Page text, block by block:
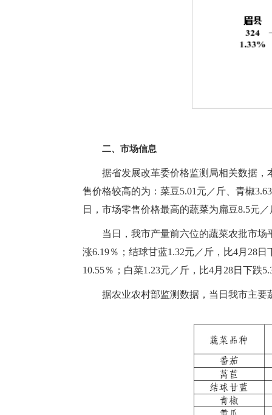
二、市场信息
据省发展改革委价格监测局相关数据
售价格较高的为：菜豆5.01元／斤、青椒
日，市场零售价格最高的蔬菜为扁豆8.5元／
当日，我市产量前六位的蔬菜农批市场
涨6.19％；结球甘蓝1.32元／斤，比4月28
10.55％；白菜1.23元／斤，比4月28日下跌
据农业农村部监测数据，当日我市主